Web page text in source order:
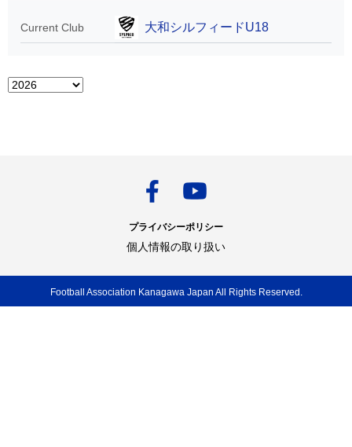
Current Club 大和シルフィードU18
プライバシーポリシー
個人情報の取り扱い
Football Association Kanagawa Japan All Rights Reserved.